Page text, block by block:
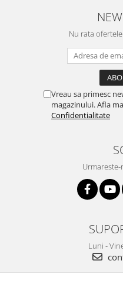
Nu rata
Vreau sa primesc
magazinului. Afla
Confidentialitate
Luni -